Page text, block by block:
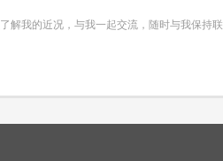
解我的近况，与我一起交流，随时与我保持联